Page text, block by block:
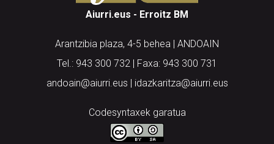
Aiurri.eus - Erroitz BM
Arantzibia plaza, 4-5 behea | ANDOAIN
Tel.: 943 300 732 | Faxa: 943 300 731
andoain@aiurri.eus | idazkaritza@aiurri.eus
Codesyntaxek garatua